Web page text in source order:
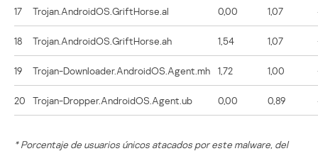
17 Trojan.AndroidOS.GriftHorse.al 0,00 1,07
18 Trojan.AndroidOS.GriftHorse.ah 1,54 1,07
19 Trojan-Downloader.AndroidOS.Agent.mh 1,72 1,00
20 Trojan-Dropper.AndroidOS.Agent.ub 0,00 0,89
* Porcentaje de usuarios únicos atacados por este malware, del